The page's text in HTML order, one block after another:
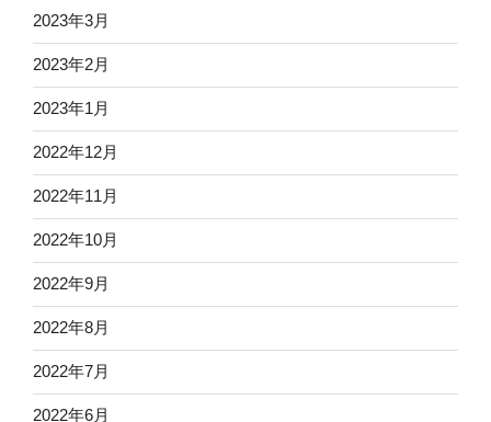
2023年3月
2023年2月
2023年1月
2022年12月
2022年11月
2022年10月
2022年9月
2022年8月
2022年7月
2022年6月